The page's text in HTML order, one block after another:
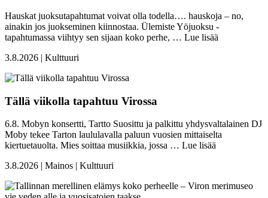
Hauskat juoksutapahtumat voivat olla todella…. hauskoja – no,
ainakin jos juokseminen kiinnostaa. Ülemiste Yöjuoksu -
tapahtumassa viihtyy sen sijaan koko perhe, … Lue lisää
3.8.2026 | Kulttuuri
Tällä viikolla tapahtuu Virossa
6.8. Mobyn konsertti, Tartto Suosittu ja palkittu yhdysvaltalainen DJ
Moby tekee Tarton laululavalla paluun vuosien mittaiselta
kiertuetauolta. Mies soittaa musiikkia, jossa … Lue lisää
3.8.2026 | Mainos | Kulttuuri